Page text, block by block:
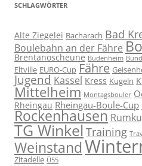
SCHLAGWÖRTER
Alte Ziegelei Bacharach Bad
Boulebahn an der Fähre
Brentanoscheune Budenheim
Eltville EURO-Cup Fähre
Jugend Kassel Kress Kugeln
Mittelheim Montagsbouler
Rheingau Rheingau-Boule-Cup
Rockenhausen
TG WinkelTraining
Weinstand
Zitadelle Ü55